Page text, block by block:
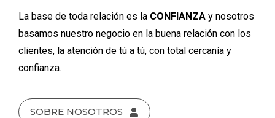
La base de toda relación es la CONFIANZA y nosotros
basamos nuestro negocio en la buena relación con los
clientes, la atención de tú a tú, con total cercanía y
confianza.
SOBRE NOSOTROS